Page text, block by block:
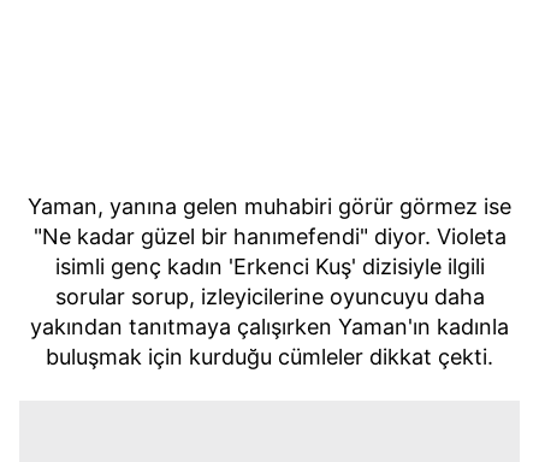
Yaman, yanına gelen muhabiri görür görmez ise
"Ne kadar güzel bir hanımefendi" diyor. Violeta
isimli genç kadın 'Erkenci Kuş' dizisiyle ilgili
sorular sorup, izleyicilerine oyuncuyu daha
yakından tanıtmaya çalışırken Yaman'ın kadınla
buluşmak için kurduğu cümleler dikkat çekti.